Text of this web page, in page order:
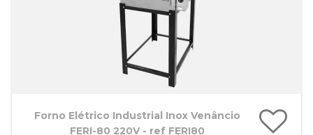
Forno Elétrico Industrial Inox Venâncio
FERI-80 220V - ref FERI80